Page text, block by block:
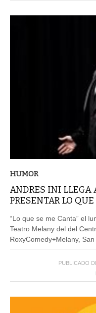
HUMOR
ANDRES INI LLEGA
PRESENTAR LO
“Lo que se me Canta” el
Teatro Melany del del
RoxyComedy+Melany, San
PUBLICADO